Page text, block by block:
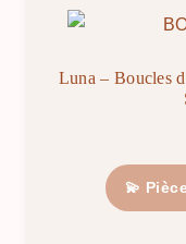
Luna – Boucles
💫